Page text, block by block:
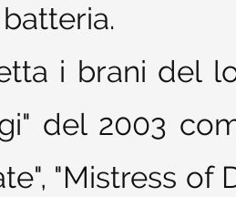
i brani del
del 2003
"Mistress of